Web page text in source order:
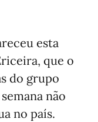
esta
que o
do grupo
não
no país.